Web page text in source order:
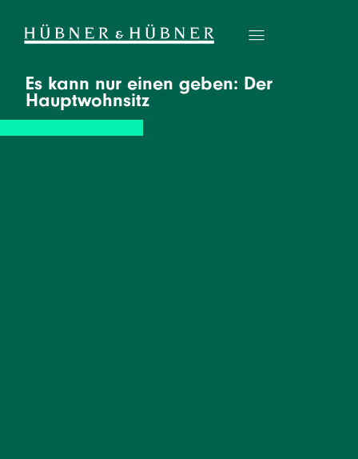
Es kann nur einen geben: Der
Hauptwohnsitz